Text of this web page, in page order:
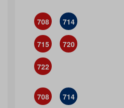
708 714
715 720
722
708 714